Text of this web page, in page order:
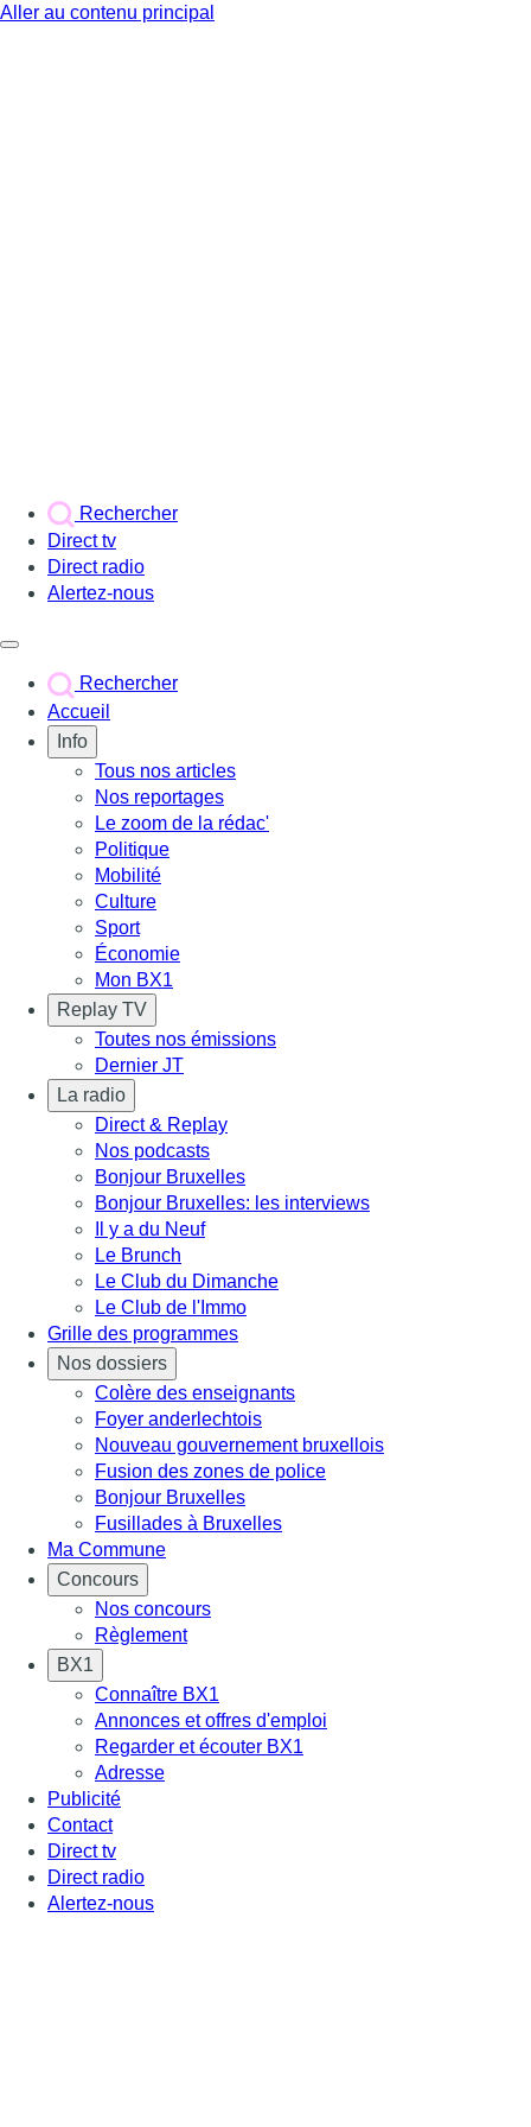
Aller au contenu principal
Rechercher
Direct tv
Direct radio
Alertez-nous
Rechercher
Accueil
Info
Tous nos articles
Nos reportages
Le zoom de la rédac'
Politique
Mobilité
Culture
Sport
Économie
Mon BX1
Replay TV
Toutes nos émissions
Dernier JT
La radio
Direct & Replay
Nos podcasts
Bonjour Bruxelles
Bonjour Bruxelles: les interviews
Il y a du Neuf
Le Brunch
Le Club du Dimanche
Le Club de l'Immo
Grille des programmes
Nos dossiers
Colère des enseignants
Foyer anderlechtois
Nouveau gouvernement bruxellois
Fusion des zones de police
Bonjour Bruxelles
Fusillades à Bruxelles
Ma Commune
Concours
Nos concours
Règlement
BX1
Connaître BX1
Annonces et offres d'emploi
Regarder et écouter BX1
Adresse
Publicité
Contact
Direct tv
Direct radio
Alertez-nous